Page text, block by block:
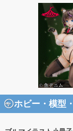
ホビー・模型